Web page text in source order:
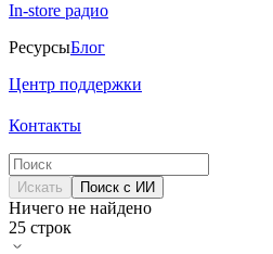
In-store радио
РесурсыБлог
Центр поддержки
Контакты
Искать Поиск с ИИ
Ничего не найдено
25 строк